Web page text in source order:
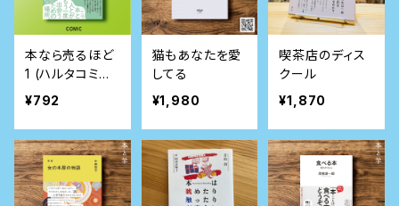
本なら売るほど
1 (ハルタコミッ
クス)
¥792
猫もあなたを愛
してる
¥1,980
喫茶店のディス
クール
¥1,870